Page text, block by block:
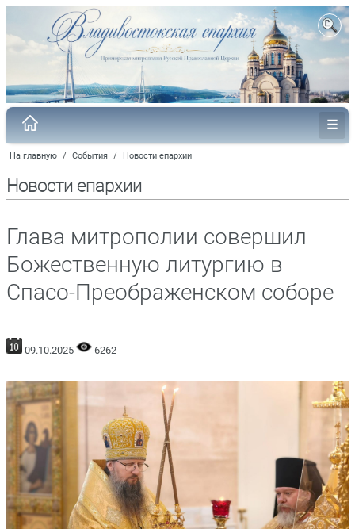
На главную / События / Новости епархии
Новости епархии
Глава митрополии совершил
Божественную литургию в
Спасо-Преображенском соборе
09.10.2025 6262